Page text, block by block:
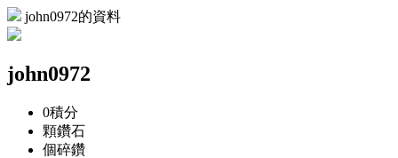
john0972的資料
john0972
0積分
顆鑽石
個碎鑽